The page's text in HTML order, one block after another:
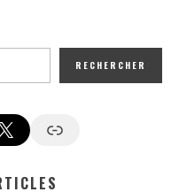
RECHERCHER
Google News